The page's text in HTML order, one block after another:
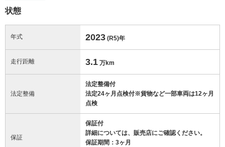
状態
年式 2023 (R5)年
走行距離 3.1 万km
法定整備
法定整備付
法定24ヶ月点検付※貨物など一部車両は12ヶ月
点検
保証
保証付
詳細については、販売店にご確認ください。
保証期間：3ヶ月